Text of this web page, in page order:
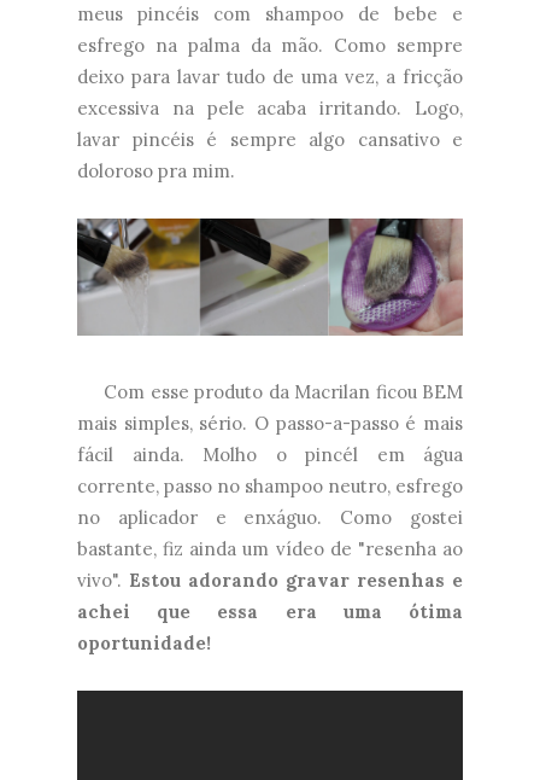
meus pincéis com shampoo de bebe e
esfrego na palma da mão. Como sempre
deixo para lavar tudo de uma vez, a fricção
excessiva na pele acaba irritando. Logo,
lavar pincéis é sempre algo cansativo e
doloroso pra mim.
Com esse produto da Macrilan ficou BEM
mais simples, sério. O passo-a-passo é mais
fácil ainda. Molho o pincél em água
corrente, passo no shampoo neutro, esfrego
no aplicador e enxáguo. Como gostei
bastante, fiz ainda um vídeo de "resenha ao
vivo". Estou adorando gravar resenhas e
achei que essa era uma ótima
oportunidade!